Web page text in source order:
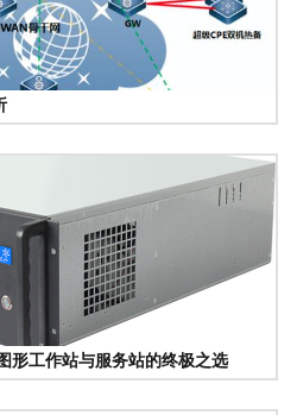
形工作站与服务站的终极之选